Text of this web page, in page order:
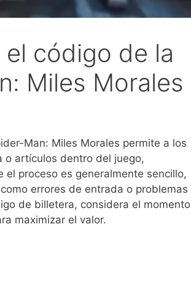
código de la
Miles Morales
Man: Miles Morales permite a los
o artículos dentro del juego,
el proceso es generalmente sencillo,
errores de entrada o problemas
de billetera, considera el momento
maximizar el valor.